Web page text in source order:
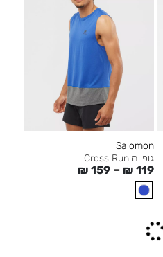
Salomon
גופייה Cross Run
₪ 119
–
₪ 159